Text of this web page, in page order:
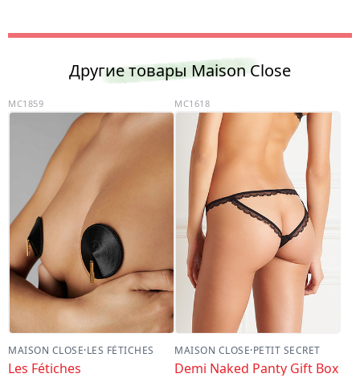
Другие товары Maison Close
MAISON CLOSE·LES FÉTICHES
Les Fétiches
MC1859
MAISON CLOSE·PETIT SECRET
Demi Naked Panty Gift Box
MC1618